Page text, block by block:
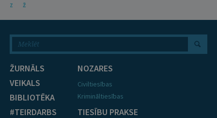
Z
Ž
ŽURNĀLS
VEIKALS
BIBLIOTĒKA
#TEIRDARBS
NOZARES
Civiltiesības
Krimināltiesības
TIESĪBU PRAKSE